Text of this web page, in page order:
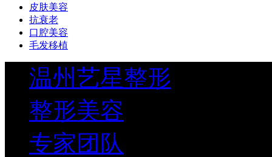
皮肤美容
抗衰老
口腔美容
毛发移植
温州艺星整形
整形美容
专家团队